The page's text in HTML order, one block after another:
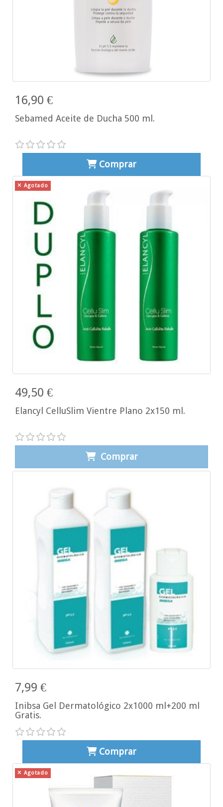
16,90 €
Sebamed Aceite de Ducha 500 ml.
Comprar
Agotado
49,50 €
Elancyl CelluSlim Vientre Plano 2x150 ml.
Comprar
7,99 €
Inibsa Gel Dermatológico 2x1000 ml+200 ml
Gratis.
Comprar
Agotado